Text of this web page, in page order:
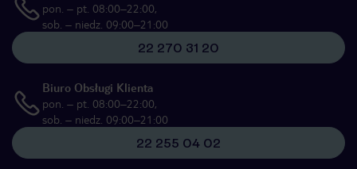
pon. – pt. 08:00–22:00,
sob. – niedz. 09:00–21:00
22 270 31 20
Biuro Obsługi Klienta
pon. – pt. 08:00–22:00,
sob. – niedz. 09:00–21:00
22 255 04 02